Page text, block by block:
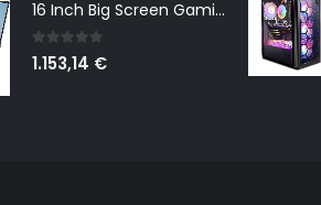
16 Inch Big Screen Gaming Laptop Windows 11 Pro, Intel i9 12900H GeForce RTX 3060 6G, 64GB DDR4 2TB NVMe, 2.5K IPS 165Hz Notebook Gamer PC Computer, WiFi6 BT5.2, Colorful Backlit Keyboard
0 out of 5
1.153,14 €